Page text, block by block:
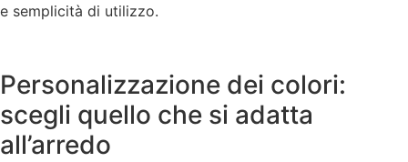
e semplicità di utilizzo.
Personalizzazione dei colori:
scegli quello che si adatta
all’arredo